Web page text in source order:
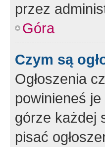
przez
Góra
Czym są
Ogłoszenia
powinieneś
górze każdej
pisać